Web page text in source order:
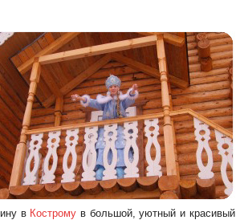
в Кострому в большой, уютный и красивый